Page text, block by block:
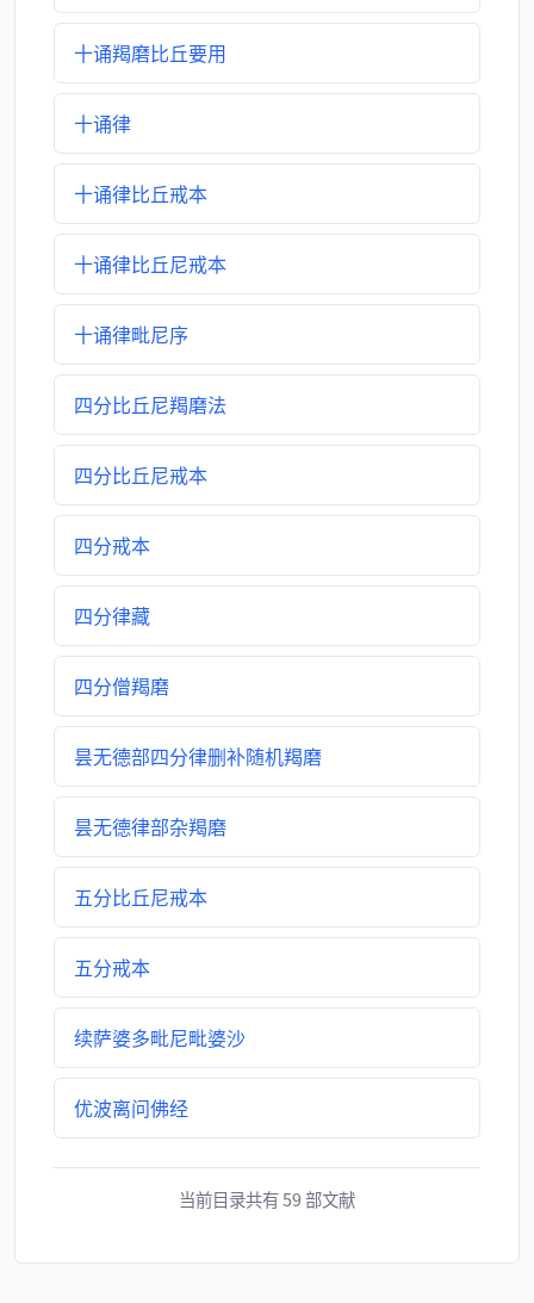
十诵羯磨比丘要用
十诵律
十诵律比丘戒本
十诵律比丘尼戒本
十诵律毗尼序
四分比丘尼羯磨法
四分比丘尼戒本
四分戒本
四分律藏
四分僧羯磨
昙无德部四分律删补随机羯磨
昙无德律部杂羯磨
五分比丘尼戒本
五分戒本
续萨婆多毗尼毗婆沙
优波离问佛经
当前目录共有 59 部文献